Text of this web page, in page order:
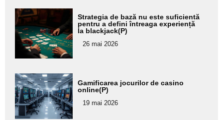
Adaugă
aici textul
pentru
subtitlu
Strategia de bază nu este suficientă
pentru a defini întreaga experiență
la blackjack(P)
26 mai 2026
Adaugă
aici textul
pentru
subtitlu
Gamificarea jocurilor de casino
online(P)
19 mai 2026